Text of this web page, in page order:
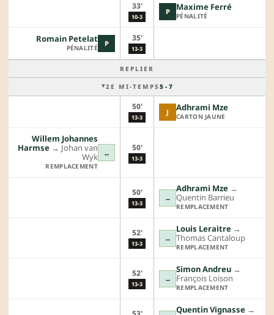
33'
10-3
P Maxime Ferré
PÉNALITÉ
P
Romain Petelat
PÉNALITÉ
35'
13-3
REPLIER
2E MI-TEMPS 5 - 7
50'
13-3
J Adhrami Mze
CARTON JAUNE
↔
Willem Johannes
Harmse →︎ Johan van
Wyk
REMPLACEMENT
50'
13-3
50'
13-3
↔
Adhrami Mze →︎
Quentin Barrieu
REMPLACEMENT
52'
13-3
↔
Louis Leraitre →︎
Thomas Cantaloup
REMPLACEMENT
52'
13-3
↔
Simon Andreu →︎
François Loison
REMPLACEMENT
Quentin Vignasse →︎